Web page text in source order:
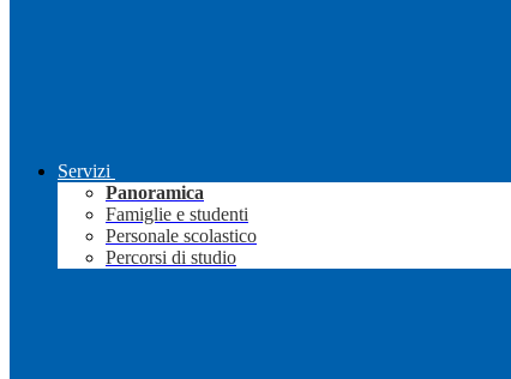
Servizi
Panoramica
Famiglie e studenti
Personale scolastico
Percorsi di studio